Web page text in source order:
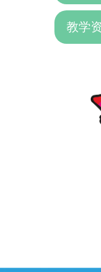
教学